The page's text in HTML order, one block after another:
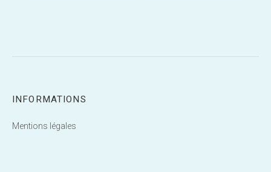
INFORMATIONS
Mentions légales